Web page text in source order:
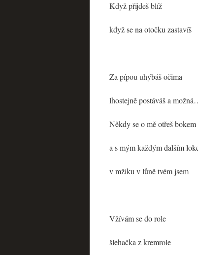
Když přijdeš blíž
když se na otočku zastavíš
Za pípou uhýbáš očima
lhostejně postáváš a
Někdy se o mě otřeš bokem
a s mým každým dalším
v mžiku v lůně tvém jsem
Vžívám se do role
šlehačka z kremrole